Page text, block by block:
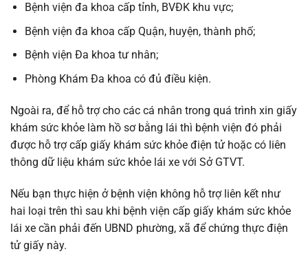
Bệnh viện đa khoa cấp tỉnh, BVĐK khu vực;
Bệnh viện đa khoa cấp Quận, huyện, thành phố;
Bệnh viện Đa khoa tư nhân;
Phòng Khám Đa khoa có đủ điều kiện.
Ngoài ra, để hỗ trợ cho các cá nhân trong quá trình xin giấy
khám sức khỏe làm hồ sơ bằng lái thì bệnh viện đó phải
được hỗ trợ cấp giấy khám sức khỏe điện tử hoặc có liên
thông dữ liệu khám sức khỏe lái xe với Sở GTVT.
Nếu bạn thực hiện ở bệnh viện không hỗ trợ liên kết như
hai loại trên thì sau khi bệnh viện cấp giấy khám sức khỏe
lái xe cần phải đến UBND phường, xã để chứng thực điện
tử giấy này.